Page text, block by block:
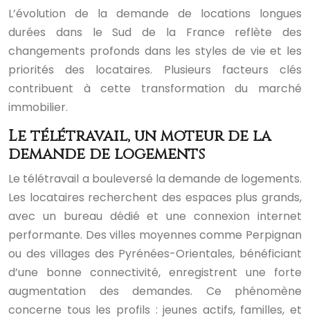
L’évolution de la demande de locations longues
durées dans le Sud de la France reflète des
changements profonds dans les styles de vie et les
priorités des locataires. Plusieurs facteurs clés
contribuent à cette transformation du marché
immobilier.
Le télétravail, un moteur de la
demande de logements
Le télétravail a bouleversé la demande de logements.
Les locataires recherchent des espaces plus grands,
avec un bureau dédié et une connexion internet
performante. Des villes moyennes comme Perpignan
ou des villages des Pyrénées-Orientales, bénéficiant
d’une bonne connectivité, enregistrent une forte
augmentation des demandes. Ce phénomène
concerne tous les profils : jeunes actifs, familles, et